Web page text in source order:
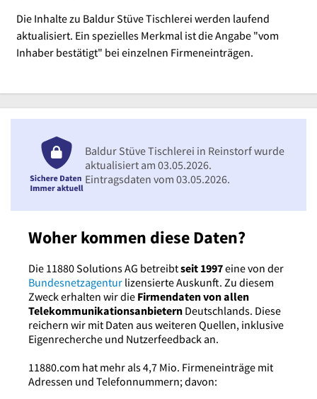
Die Inhalte zu Baldur Stüve Tischlerei werden laufend
aktualisiert. Ein spezielles Merkmal ist die Angabe "vom
Inhaber bestätigt" bei einzelnen Firmeneinträgen.
Woher kommen diese Daten?
Die 11880 Solutions AG betreibtseit 1997eine von der
Bundesnetzagentur lizensierte Auskunft. Zu diesem
Zweck erhalten wir die Firmendaten von allen
Telekommunikationsanbietern Deutschlands. Diese
reichern wir mit Daten aus weiteren Quellen, inklusive
Eigenrecherche und Nutzerfeedback an.
11880.com hat mehr als 4,7 Mio. Firmeneinträge mit
Adressen und Telefonnummern; davon:
Baldur Stüve Tischlerei in Reinstorf wurde
aktualisiert am 03.05.2026.
Eintragsdaten vom 03.05.2026.